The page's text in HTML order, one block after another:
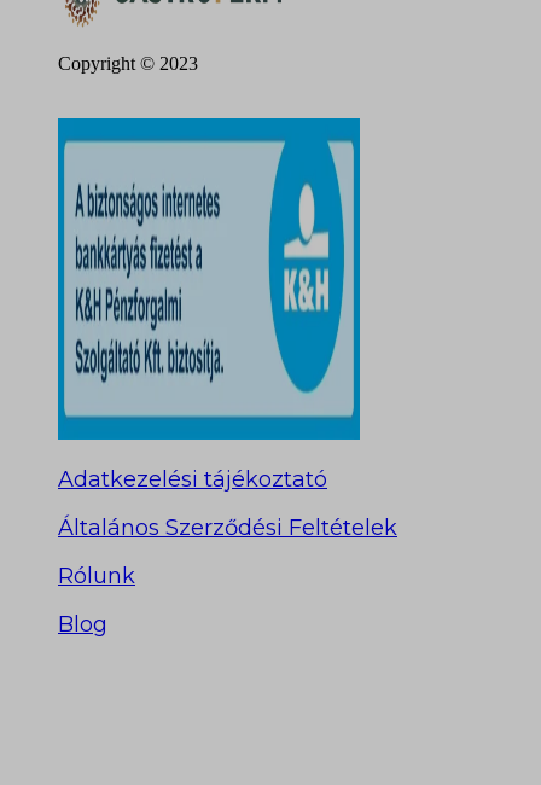
Copyright © 2023
Adatkezelési tájékoztató
Általános Szerződési Feltételek
Rólunk
Blog